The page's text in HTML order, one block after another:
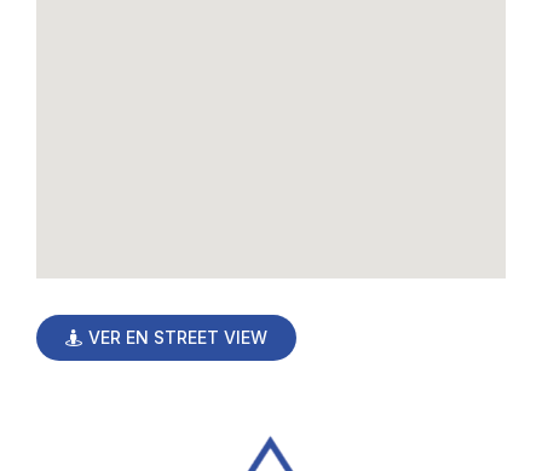
VER EN STREET VIEW